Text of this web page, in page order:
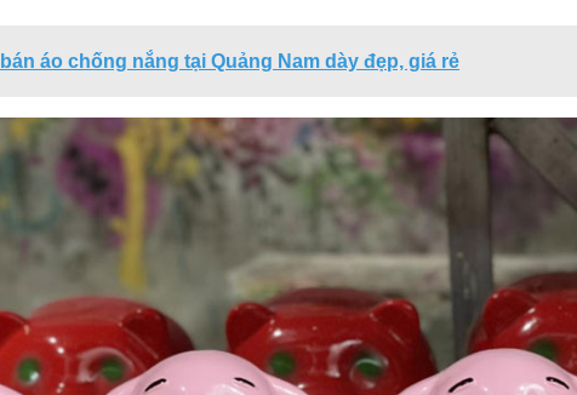
áo chống nắng tại Quảng Nam dày đẹp, giá rẻ